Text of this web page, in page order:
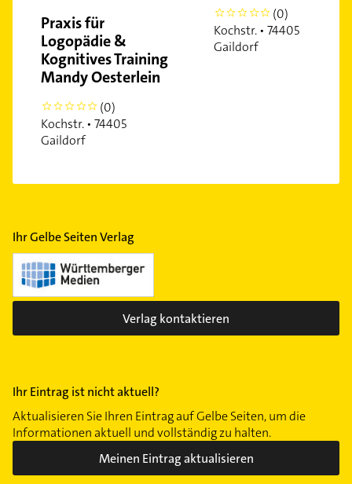
Praxis für
Logopädie &
Kognitives Training
Mandy Oesterlein
0
(0)
Kochstr. • 74405
Gaildorf
0
(0)
Kochstr. • 74405
Gaildorf
Ihr Gelbe Seiten Verlag
Verlag kontaktieren
Ihr Eintrag ist nicht aktuell?
Aktualisieren Sie Ihren Eintrag auf Gelbe Seiten, um die
Informationen aktuell und vollständig zu halten.
Meinen Eintrag aktualisieren